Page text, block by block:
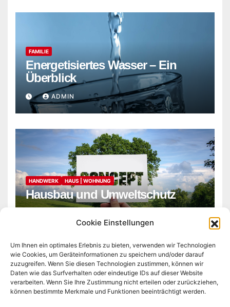
Cookie Einstellungen
Um Ihnen ein optimales Erlebnis zu bieten, verwenden wir Technologien
wie Cookies, um Geräteinformationen zu speichern und/oder darauf
zuzugreifen. Wenn Sie diesen Technologien zustimmen, können wir
Daten wie das Surfverhalten oder eindeutige IDs auf dieser Website
verarbeiten. Wenn Sie Ihre Zustimmung nicht erteilen oder zurückziehen,
können bestimmte Merkmale und Funktionen beeinträchtigt werden.
FAMILIE
Energetisiertes Wasser – Ein
Überblick
ADMIN
HANDWERK HAUS | WOHNUNG
Hausbau und Umweltschutz
microlib.de